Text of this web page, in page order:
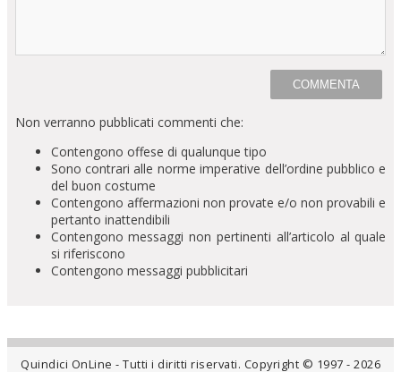
Non verranno pubblicati commenti che:
Contengono offese di qualunque tipo
Sono contrari alle norme imperative dell’ordine pubblico e
del buon costume
Contengono affermazioni non provate e/o non provabili e
pertanto inattendibili
Contengono messaggi non pertinenti all’articolo al quale
si riferiscono
Contengono messaggi pubblicitari
Quindici OnLine - Tutti i diritti riservati. Copyright © 1997 - 2026